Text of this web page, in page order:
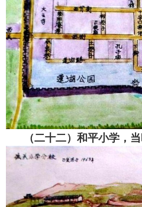
（二十二）和平小学，当